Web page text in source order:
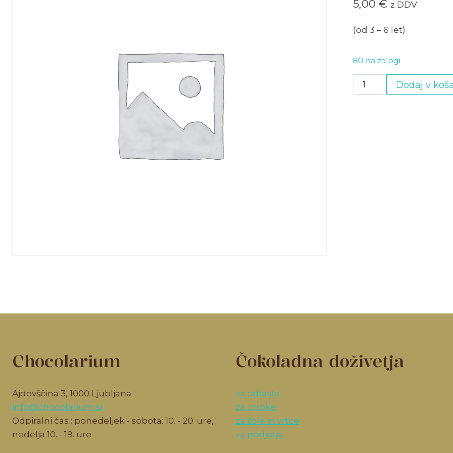
5,00 € z DDV
(od 3 – 6 let)
80 na zalogi
Malček
količina
Dodaj v
Chocolarium
Ajdovščina 3, 1000 Ljubljana
info@chocolarium.si
Odpiralni čas : ponedeljek - sobota: 10. - 20. ure,
nedelja 10. - 19. ure
Čokoladna doživetja
za odrasle
za otroke
za šole in vrtce
za podjetja